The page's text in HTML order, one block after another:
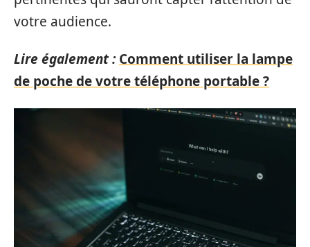
votre audience.
Lire également : Comment utiliser la lampe
de poche de votre téléphone portable ?